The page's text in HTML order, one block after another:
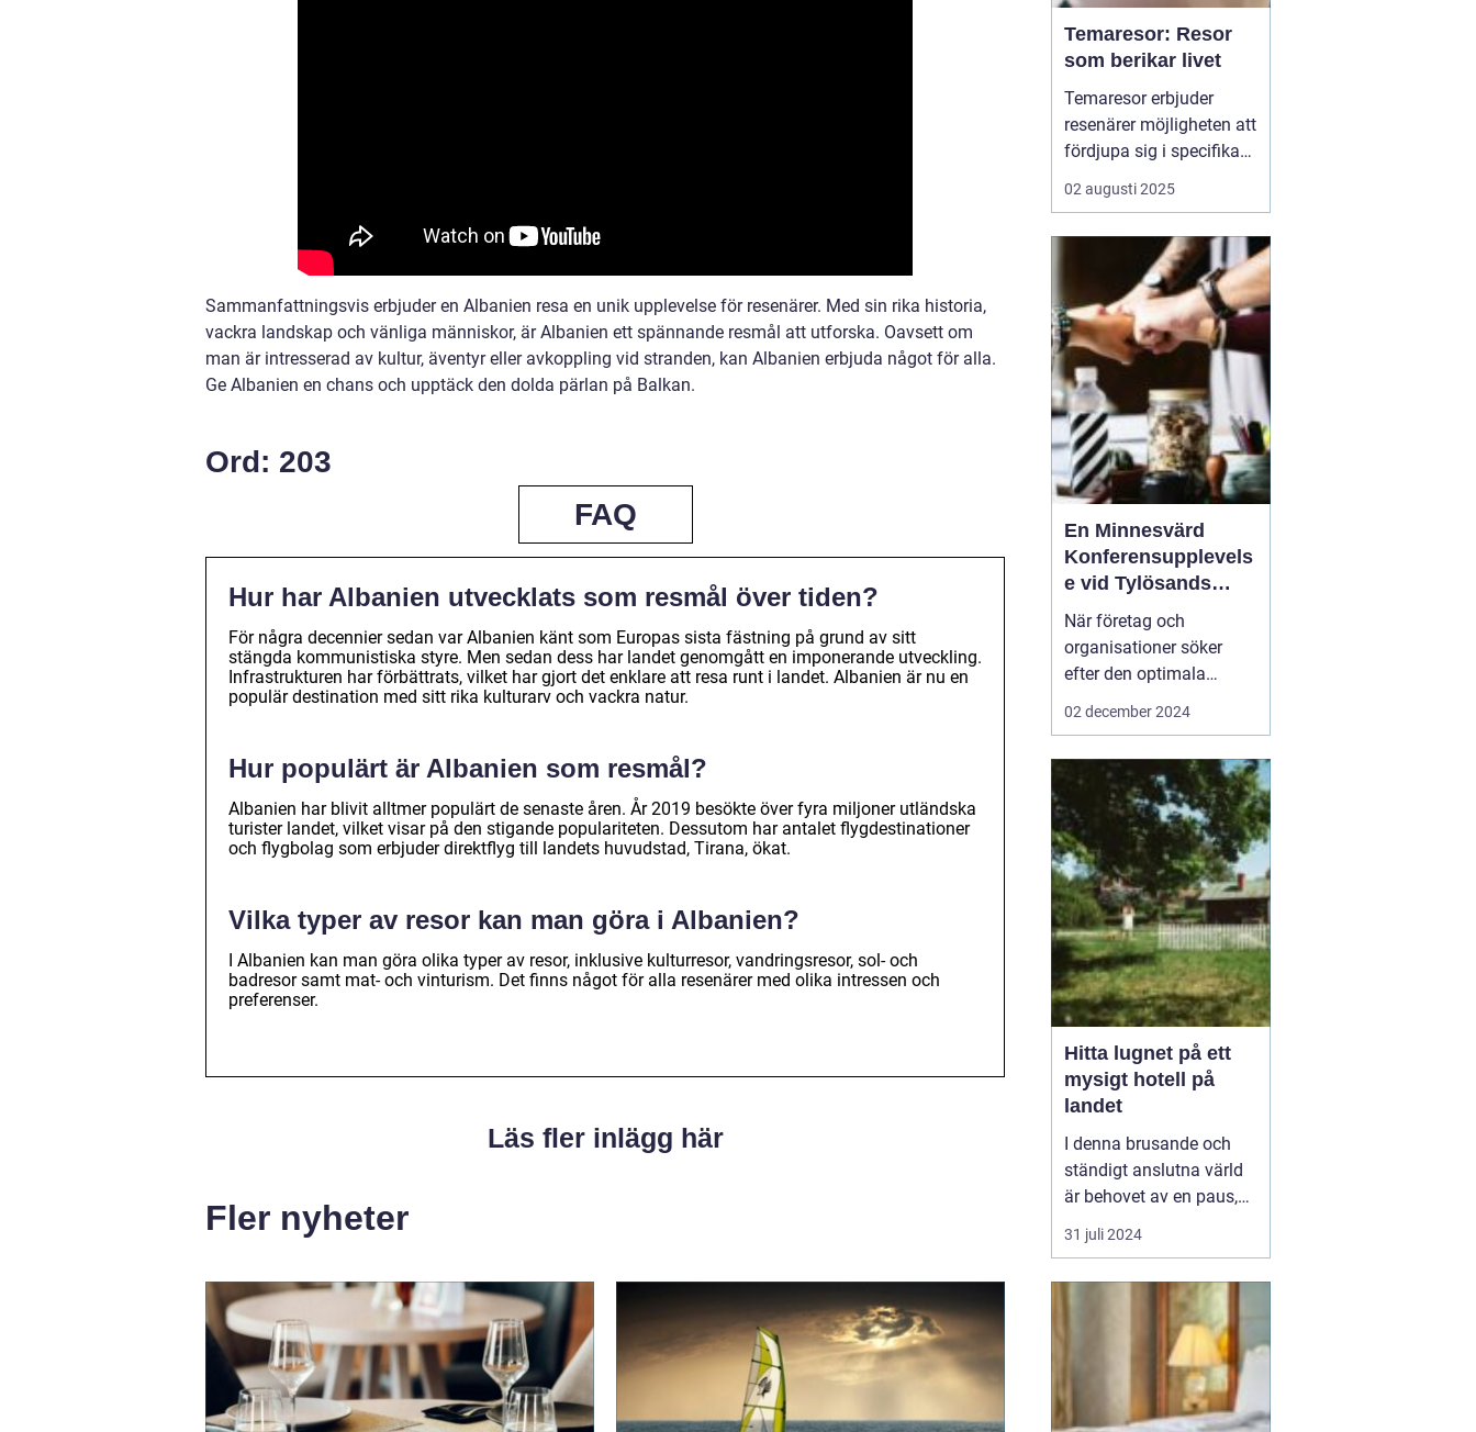
Sammanfattningsvis erbjuder en Albanien resa en unik upplevelse för resenärer. Med sin rika historia,
vackra landskap och vänliga människor, är Albanien ett spännande resmål att utforska. Oavsett om
man är intresserad av kultur, äventyr eller avkoppling vid stranden, kan Albanien erbjuda något för alla.
Ge Albanien en chans och upptäck den dolda pärlan på Balkan.
Ord: 203
FAQ
Hur har Albanien utvecklats som resmål över tiden?
För några decennier sedan var Albanien känt som Europas sista fästning på grund av sitt
stängda kommunistiska styre. Men sedan dess har landet genomgått en imponerande utveckling.
Infrastrukturen har förbättrats, vilket har gjort det enklare att resa runt i landet. Albanien är nu en
populär destination med sitt rika kulturarv och vackra natur.
Hur populärt är Albanien som resmål?
Albanien har blivit alltmer populärt de senaste åren. År 2019 besökte över fyra miljoner utländska
turister landet, vilket visar på den stigande populariteten. Dessutom har antalet flygdestinationer
och flygbolag som erbjuder direktflyg till landets huvudstad, Tirana, ökat.
Vilka typer av resor kan man göra i Albanien?
I Albanien kan man göra olika typer av resor, inklusive kulturresor, vandringsresor, sol- och
badresor samt mat- och vinturism. Det finns något för alla resenärer med olika intressen och
preferenser.
Läs fler inlägg här
Fler nyheter
Temaresor: Resor
som berikar livet
Temaresor erbjuder
resenärer möjligheten att
fördjupa sig i specifika
intressen eller hobbyer,
vilket gör resan mer
berikande. Temaresor
kan innefatta allt från
kulinariska äventyr till
historiska expedi...
02 augusti 2025
En Minnesvärd
Konferensupplevels
e vid Tylösands
Kust
När företag och
organisationer söker
efter den optimala
platsen för sin nästa
faciliteternas kvalitet s...
02 december 2024
Hitta lugnet på ett
mysigt hotell på
landet
I denna brusande och
ständigt anslutna värld
är behovet av en paus,
en stund av frid, större
än någonsin, ett
31 juli 2024